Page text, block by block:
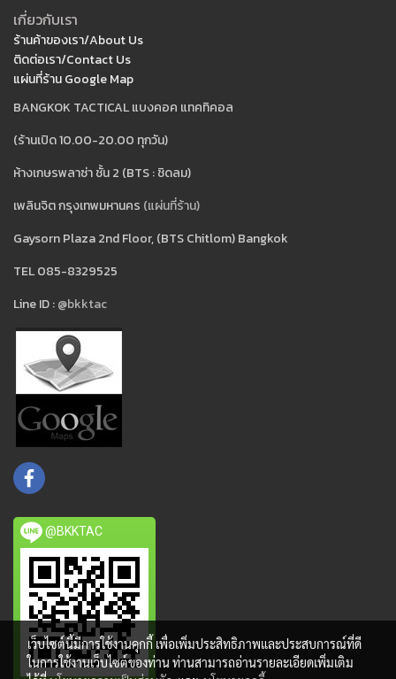
เกี่ยวกับเรา
ร้านค้าของเรา/About Us
ติดต่อเรา/Contact Us
แผ่นที่ร้าน Google Map
BANGKOK TACTICAL แบงคอค แทคทิคอล
(ร้านเปิด 10.00-20.00 ทุกวัน)
ห้างเกษรพลาซ่า ชั้น 2 (BTS : ชิดลม)
เพลินจิต กรุงเทพมหานคร (แผ่นที่ร้าน)
Gaysorn Plaza 2nd Floor, (BTS Chitlom) Bangkok
TEL 085-8329525
Line ID :@bkktac
@BKKTAC
เว็บไซต์นี้มีการใช้งานคุกกี้ เพื่อเพิ่มประสิทธิภาพและประสบการณ์ที่ดี
ในการใช้งานเว็บไซต์ของท่าน ท่านสามารถอ่านรายละเอียดเพิ่มเติม